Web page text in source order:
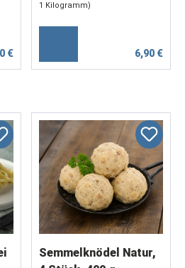
€
1 Kilogramm)
6,90 €
Semmelknödel Natur,